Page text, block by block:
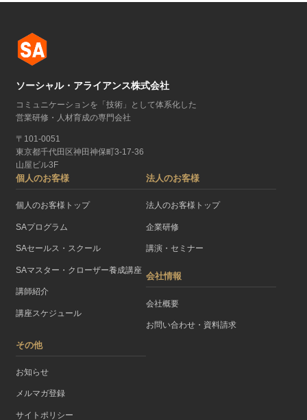
ソーシャル・アライアンス株式会社
コミュニケーションを「技術」として体系化した
営業研修・人材育成の専門会社
〒101-0051
東京都千代田区神田神保町3-17-36
山屋ビル3F
個人のお客様
個人のお客様トップ
SAプログラム
SAセールス・スクール
SAマスター・クローザー養成講座
講師紹介
講座スケジュール
法人のお客様
法人のお客様トップ
企業研修
講演・セミナー
会社情報
会社概要
お問い合わせ・資料請求
その他
お知らせ
メルマガ登録
サイトポリシー